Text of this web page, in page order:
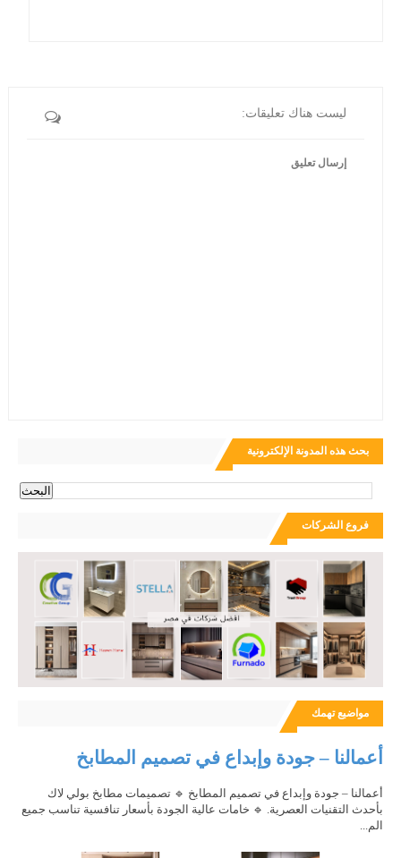
ليست هناك تعليقات:
إرسال تعليق
بحث هذه المدونة الإلكترونية
فروع الشركات
مواضيع تهمك
أعمالنا – جودة وإبداع في تصميم المطابخ
أعمالنا – جودة وإبداع في تصميم المطابخ 🔹 تصميمات مطابخ بولي لاك
بأحدث التقنيات العصرية. 🔹 خامات عالية الجودة بأسعار تنافسية تناسب جميع
الم...